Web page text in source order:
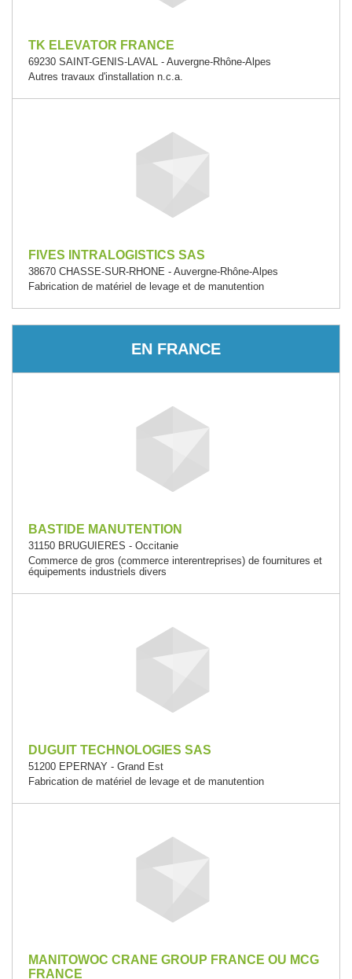
TK ELEVATOR FRANCE
69230 SAINT-GENIS-LAVAL - Auvergne-Rhône-Alpes
Autres travaux d'installation n.c.a.
FIVES INTRALOGISTICS SAS
38670 CHASSE-SUR-RHONE - Auvergne-Rhône-Alpes
Fabrication de matériel de levage et de manutention
EN FRANCE
BASTIDE MANUTENTION
31150 BRUGUIERES - Occitanie
Commerce de gros (commerce interentreprises) de fournitures et
équipements industriels divers
DUGUIT TECHNOLOGIES SAS
51200 EPERNAY - Grand Est
Fabrication de matériel de levage et de manutention
MANITOWOC CRANE GROUP FRANCE OU MCG
FRANCE